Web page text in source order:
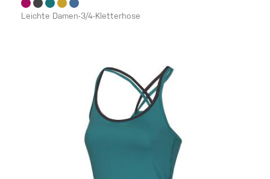
Leichte Damen-3/4-Kletterhose